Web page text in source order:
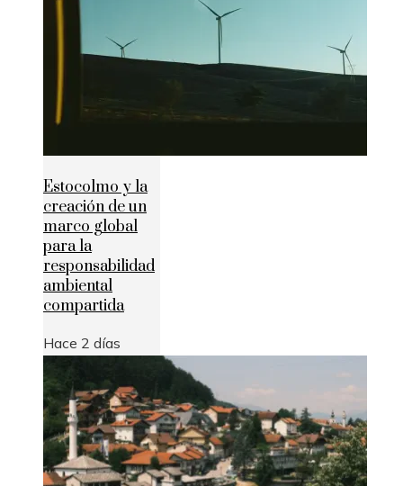
Estocolmo y la
creación de un
marco global
para la
responsabilidad
ambiental
compartida
Hace 2 días